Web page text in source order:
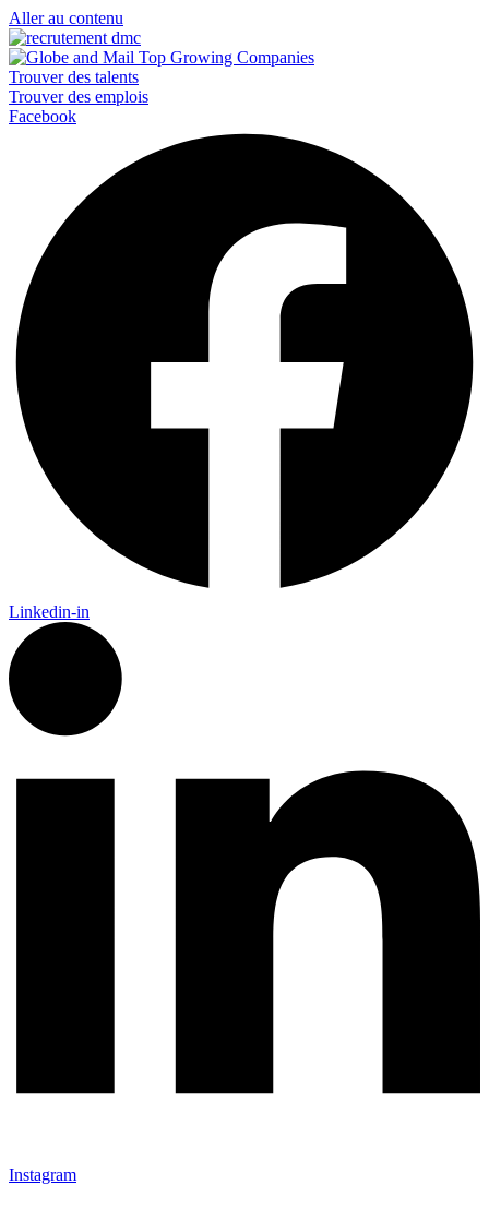
Aller au contenu
Trouver des talents
Trouver des emplois
Facebook
Linkedin-in
Instagram